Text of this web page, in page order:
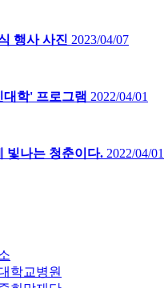
행사 사진 2023/04/07
학' 프로그램 2022/04/01
빛나는 청춘이다. 2022/04/01